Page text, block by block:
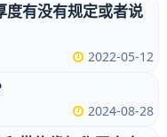
度有没有规定或者说
2022-05-12
2024-08-28